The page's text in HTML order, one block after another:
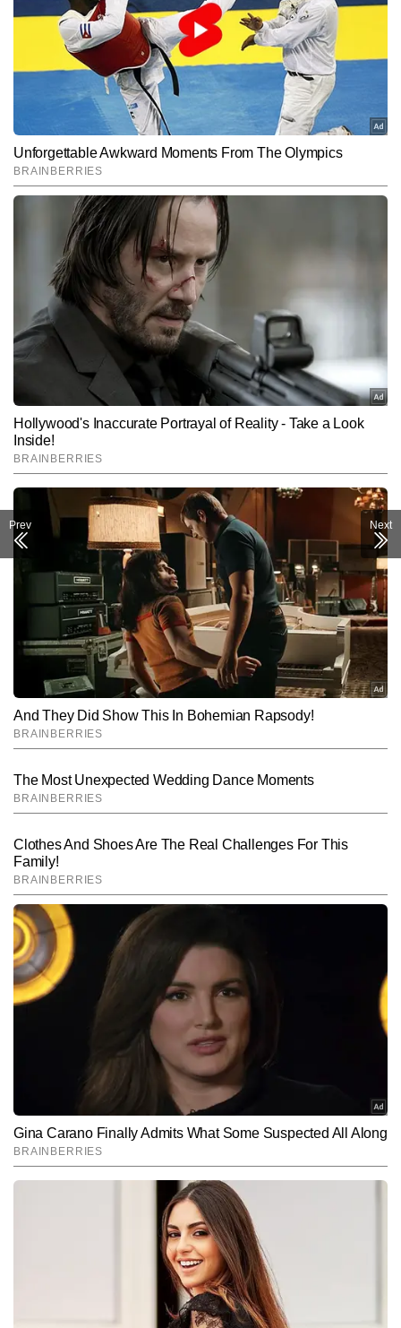
प्रतियोगी परीक्षाओं, जॉब वैकेंसी, करियर ऑप्शन्स, बोर्ड रिजल्ट, एग्जाम टिप्स और
करंट अफेयर्स—इन सभी पर उनकी पकड़ मजबूत है। तेजी से खबर ब्रेक करना
और युवाओं को उपयोगी और प्रेरक जानकारी देना उनकी प्रमुख विशेषताओं में
शामिल है। पांच साल से आदित्य सिंह लगातार एजुकेशन सेक्शन के लिए खबरें लिख
रहे हैं और छह हजार से अधिक आर्टिकल पब्लिश कर चुके हैं। एक एजुकेशन राइटर
के रूप में उनका फोकस हमेशा यही रहता है कि छात्रों और युवाओं तक सटीक,
समय पर और उपयोगी जानकारी सबसे पहले पहुंचे।
और पढ़ें
Follow Us:
Subscribe to our daily Newsletter!
SUBMIT
Prev Next